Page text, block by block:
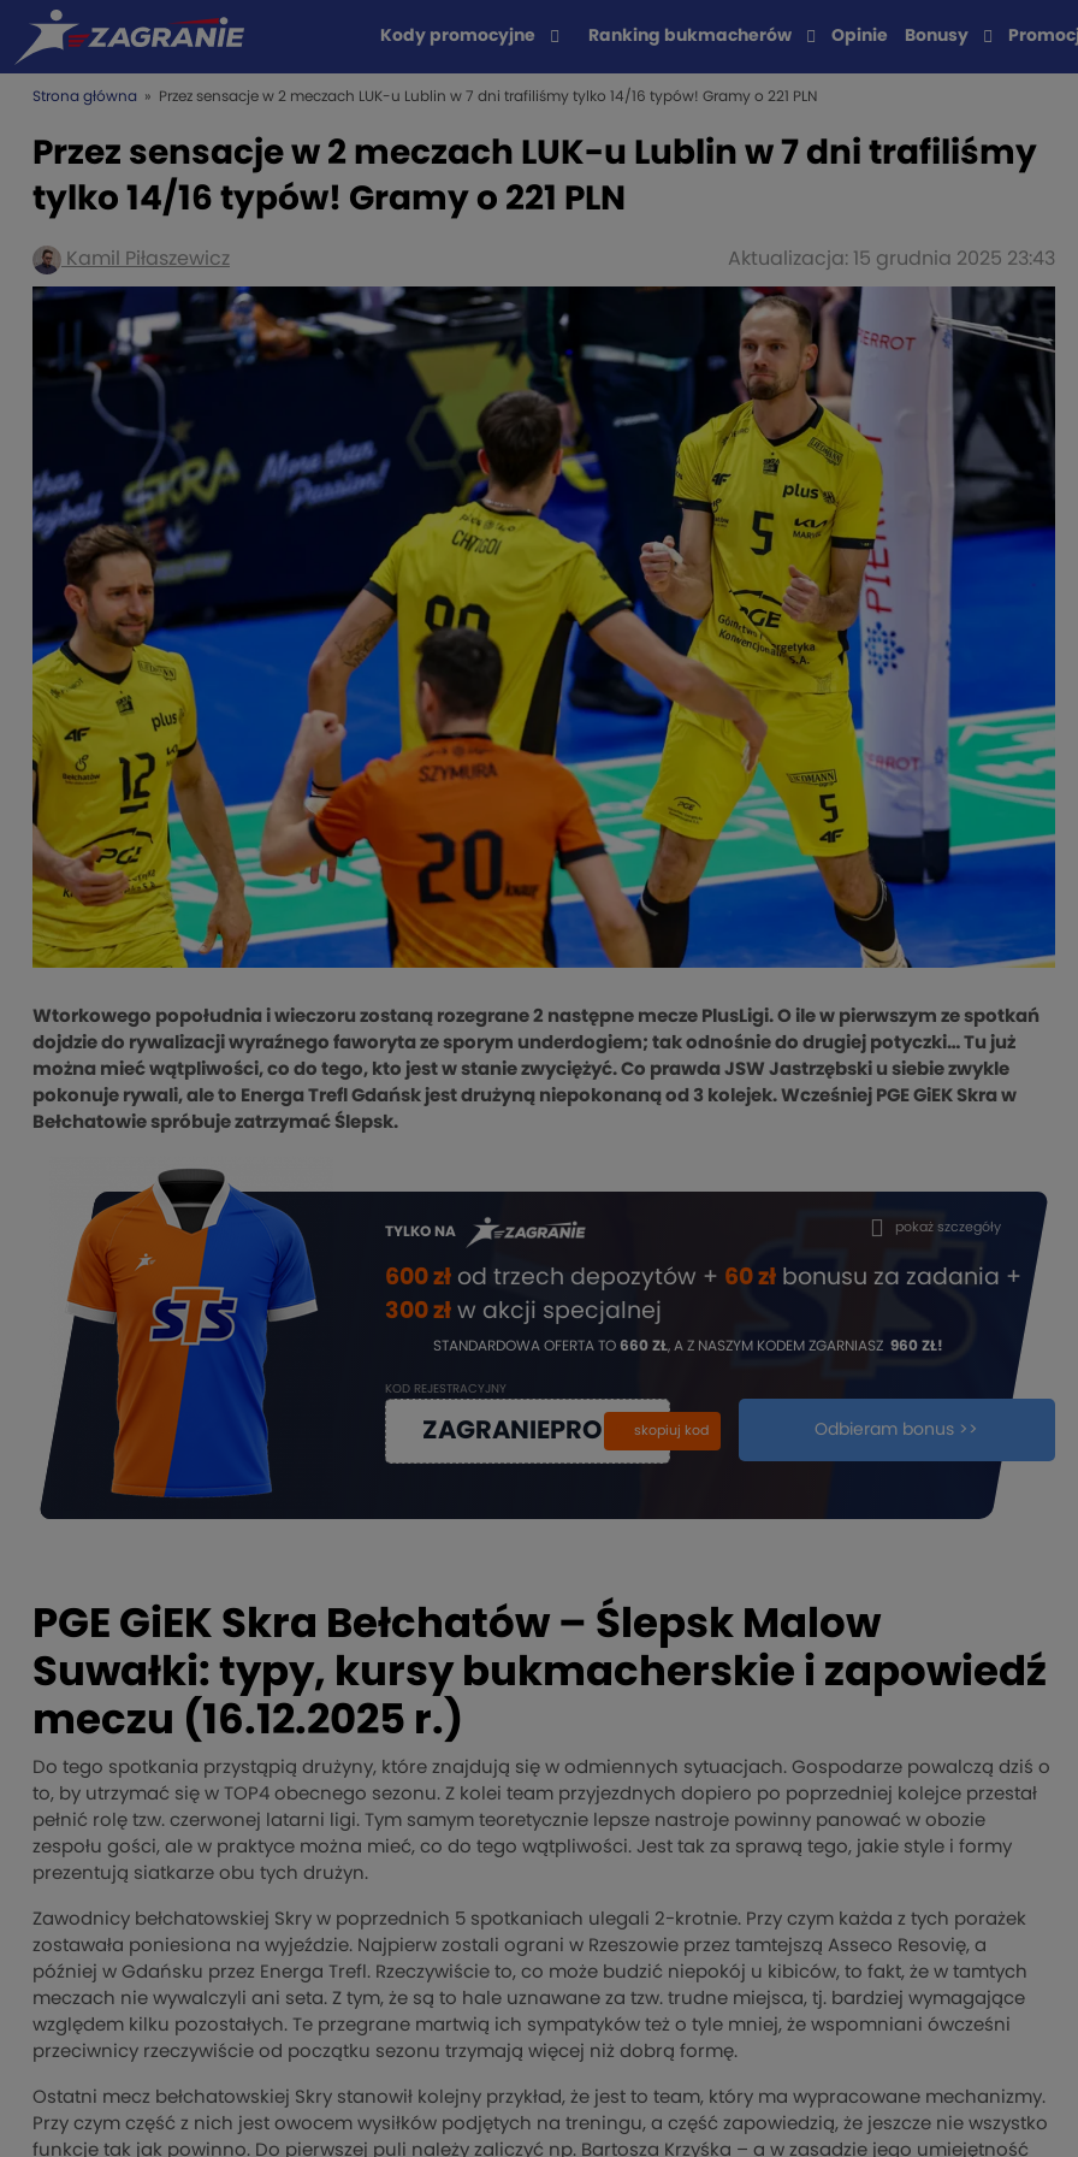
Kody promocyjne Ranking bukmacherów Opinie Bonusy
Strona główna » Przez sensacje w 2 meczach LUK-u Lublin w 7 dni trafiliśmy tylko 14/16 typów! Gramy o 221 PLN
Przez sensacje w 2 meczach LUK-u Lublin w 7 dni trafiliśmy
tylko 14/16 typów! Gramy o 221 PLN
Kamil Piłaszewicz Aktualizacja: 15 grudnia 2025 23:43
Wtorkowego popołudnia i wieczoru zostaną rozegrane 2 następne mecze PlusLigi. O ile w pierwszym ze spotkań
dojdzie do rywalizacji wyraźnego faworyta ze sporym underdogiem; tak odnośnie do drugiej potyczki… Tu już
można mieć wątpliwości, co do tego, kto jest w stanie zwyciężyć. Co prawda JSW Jastrzębski u siebie zwykle
pokonuje rywali, ale to Energa Trefl Gdańsk jest drużyną niepokonaną od 3 kolejek. Wcześniej PGE GiEK Skra w
Bełchatowie spróbuje zatrzymać Ślepsk.
TYLKO NA
600 zł od trzech depozytów + 60 zł bonusu za zadania +
300 zł w akcji specjalnej
STANDARDOWA OFERTA TO660 ZŁ, A Z NASZYM KODEM ZGARNIASZ 960 ZŁ!
KOD REJESTRACYJNY
ZAGRANIEPROMO
kopiuj
skopiuj kod Odbieram bonus >>
pokaż szczegóły
PGE GiEK Skra Bełchatów – Ślepsk Malow
Suwałki: typy, kursy bukmacherskie i zapowiedź
meczu (16.12.2025 r.)
Do tego spotkania przystąpią drużyny, które znajdują się w odmiennych sytuacjach. Gospodarze powalczą dziś o
to, by utrzymać się w TOP4 obecnego sezonu. Z kolei team przyjezdnych dopiero po poprzedniej kolejce przestał
pełnić rolę tzw. czerwonej latarni ligi. Tym samym teoretycznie lepsze nastroje powinny panować w obozie
zespołu gości, ale w praktyce można mieć, co do tego wątpliwości. Jest tak za sprawą tego, jakie style i formy
prezentują siatkarze obu tych drużyn.
Zawodnicy bełchatowskiej Skry w poprzednich 5 spotkaniach ulegali 2-krotnie. Przy czym każda z tych porażek
zostawała poniesiona na wyjeździe. Najpierw zostali ograni w Rzeszowie przez tamtejszą Asseco Resovię, a
później w Gdańsku przez Energa Trefl. Rzeczywiście to, co może budzić niepokój u kibiców, to fakt, że w tamtych
meczach nie wywalczyli ani seta. Z tym, że są to hale uznawane za tzw. trudne miejsca, tj. bardziej wymagające
względem kilku pozostałych. Te przegrane martwią ich sympatyków też o tyle mniej, że wspomniani ówcześni
przeciwnicy rzeczywiście od początku sezonu trzymają więcej niż dobrą formę.
Ostatni mecz bełchatowskiej Skry stanowił kolejny przykład, że jest to team, który ma wypracowane mechanizmy.
Przy czym część z nich jest owocem wysiłków podjętych na treningu, a część zapowiedzią, że jeszcze nie wszystko
funkcje tak jak powinno. Do pierwszej puli należy zaliczyć np. Bartosza Krzyśka – a w zasadzie jego umiejętność